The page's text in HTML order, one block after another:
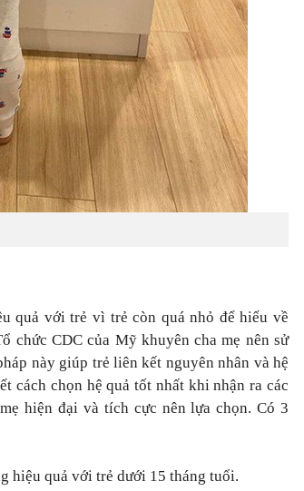
quả với trẻ vì trẻ còn quá nhỏ để hiểu về
chức CDC của Mỹ khuyên cha mẹ nên sử
này giúp trẻ liên kết nguyên nhân và hệ
cách chọn hệ quả tốt nhất khi nhận ra các
hiện đại và tích cực nên lựa chọn. Có 3
hiệu quả với trẻ dưới 15 tháng tuổi.